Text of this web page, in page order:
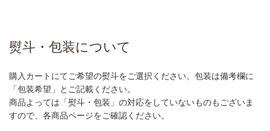
熨斗・包装について
購入カートにてご希望の熨斗をご選択ください。包装は備考欄に
「包装希望」とご記載ください。
商品よっては「熨斗・包装」の対応をしていないものもございま
すので、各商品ページをご確認ください。